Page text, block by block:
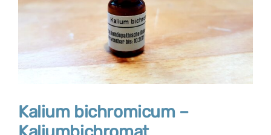
Kalium bichromicum –